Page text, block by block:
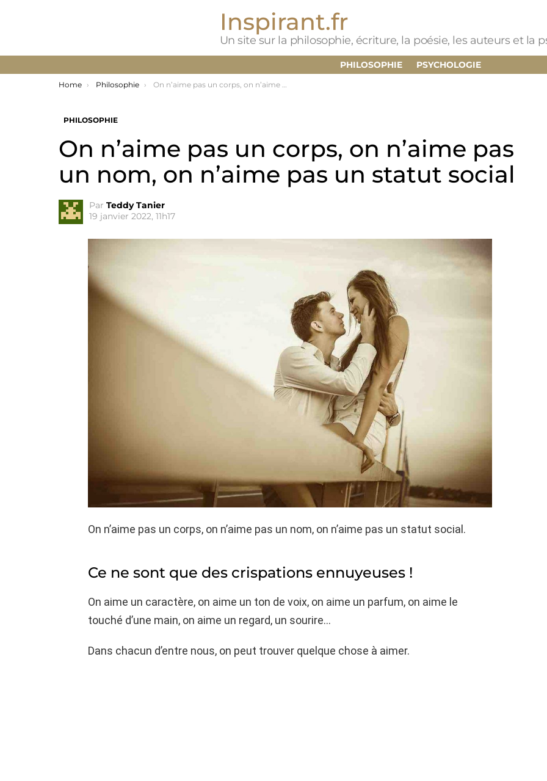
Inspirant.fr
Un site sur la philosophie, écriture, la poésie, les auteurs et la
PHILOSOPHIE PSYCHOLOGIE
You are here:
Home Philosophie On n’aime pas un corps, on n’aime pas un nom, on n’aime pas un statut social
PHILOSOPHIE
On n’aime pas un corps, on n’aime pas
un nom, on n’aime pas un statut social
Par Teddy Tanier
19 janvier 2022, 11h17
On n’aime pas un corps, on n’aime pas un nom, on n’aime pas un statut social.
Ce ne sont que des crispations ennuyeuses !
On aime un caractère, on aime un ton de voix, on aime un parfum, on aime le
touché d’une main, on aime un regard, un sourire…
Dans chacun d’entre nous, on peut trouver quelque chose à aimer.